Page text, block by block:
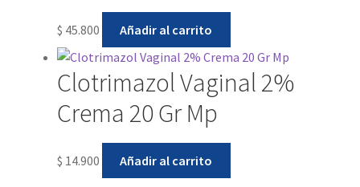
$ 45.800 Añadir al carrito
Clotrimazol Vaginal 2%
Crema 20 Gr Mp
$ 14.900 Añadir al carrito